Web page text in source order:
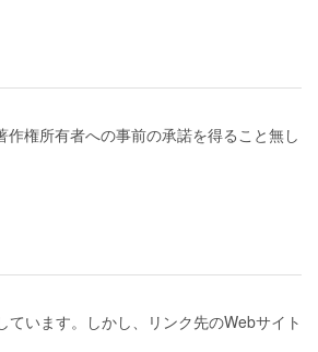
権所有者への事前の承諾を得ること無し
います。しかし、リンク先のWebサイト